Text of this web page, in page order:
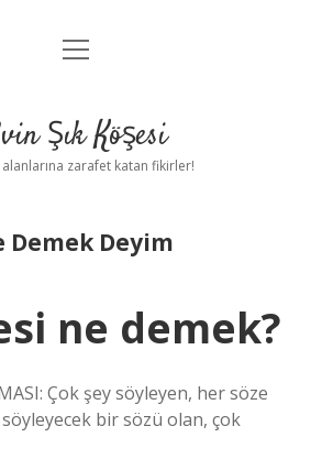
Anasayfa
Yasal Uyarı
menüyü
Şık Köşesi
zarafet katan fikirler!
Demek Deyim
ne demek?
Çok şey söyleyen, her söze
bir sözü olan, çok